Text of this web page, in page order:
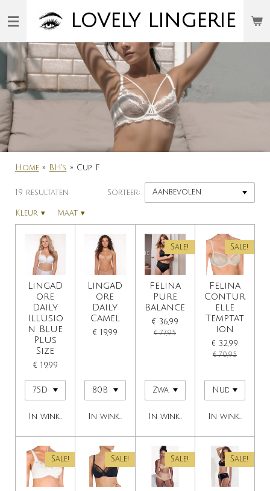
direct
de
hoofdinhoud
LOVELY LINGERIE
Home » BH's » Cup F
19 resultaten Sorteer:
Kleur ▾ Maat ▾
LingaD
ore
Daily
Illusio
n Blue
Plus
Size
€ 19,99
In winkelwagen
LingaD
ore
Daily
Camel
€ 19,99
In winkelwagen
Sale!
Felina
Pure
Balance
€ 36,99
€ 77,95
In winkelwagen
Sale!
Felina
Contur
elle
Temptat
ion
€ 32,99
€ 70,95
In
Sale! Sale! Sale! Sale!